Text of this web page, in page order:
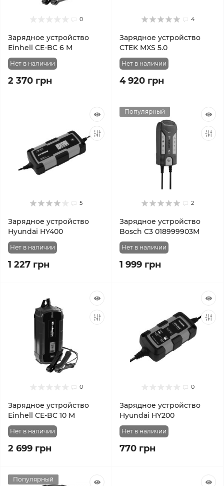
0
Зарядное устройство
Einhell CE-BC 6 M
Нет в наличии
2 370 грн
4
Зарядное устройство
CTEK MXS 5.0
Нет в наличии
4 920 грн
5
Зарядное устройство
Hyundai HY400
Нет в наличии
1 227 грн
Популярный
2
Зарядное устройство
Bosch C3 018999903M
Нет в наличии
1 999 грн
0
Зарядное устройство
Einhell CE-BC 10 M
Нет в наличии
2 699 грн
0
Зарядное устройство
Hyundai HY200
Нет в наличии
770 грн
Популярный